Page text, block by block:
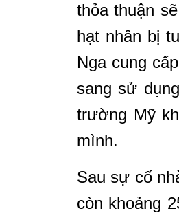
thỏa thuận
hạt nhân bị
Nga cung
sang sử
trường Mỹ
mình.
Sau sự cố
còn khoảng